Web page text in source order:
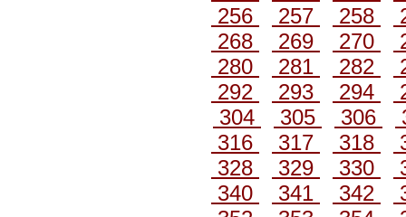
256
257 258
268
269 270
280
281 282
292
293 294
304
305 306
316
317 318
328
329 330
340
341 342